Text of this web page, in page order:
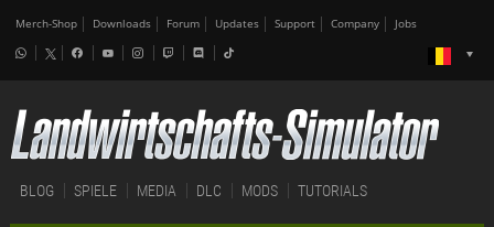
Merch-Shop Downloads Forum Updates Support Company Jobs
BLOG SPIELE MEDIA DLC MODS TUTORIALS